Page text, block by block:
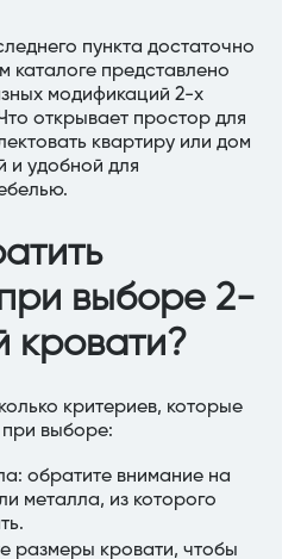
пункта достаточно
каталоге представлено
модификаций 2-х
открывает простор для
квартиру или дом
и удобной для
выборе 2-
кровати?
критериев, которые
при выборе:
обратите внимание на
металла, из которого
размеры кровати, чтобы